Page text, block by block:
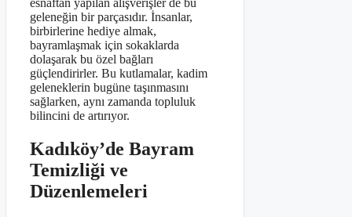
esnaftan yapılan alışverişler de bu
geleneğin bir parçasıdır. İnsanlar,
birbirlerine hediye almak,
bayramlaşmak için sokaklarda
dolaşarak bu özel bağları
güçlendirirler. Bu kutlamalar, kadim
geleneklerin bugüne taşınmasını
sağlarken, aynı zamanda topluluk
bilincini de artırıyor.
Kadıköy’de Bayram
Temizliği ve
Düzenlemeleri